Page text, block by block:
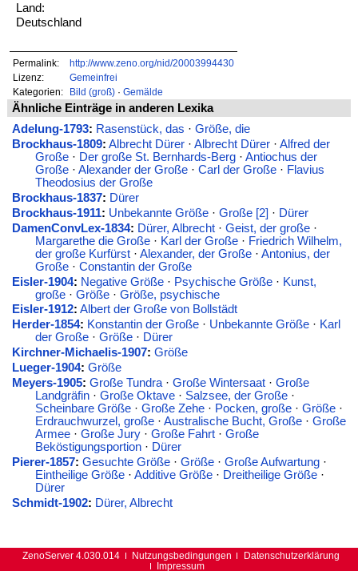
Land:
Deutschland
Permalink:
http://www.zeno.org/nid/20003994430
Lizenz:
Gemeinfrei
Kategorien:
Bild (groß)· Gemälde
Ähnliche Einträge in anderen Lexika
Adelung-1793: Rasenstück, das · Größe, die
Brockhaus-1809: Albrecht Dürer· Albrecht Dürer· Alfred der
Große· Der große St. Bernhards-Berg· Antiochus der
Große· Alexander der Große· Carl der Große· Flavius
Theodosius der Große
Brockhaus-1837: Dürer
Brockhaus-1911: Unbekannte Größe· Große [2] · Dürer
DamenConvLex-1834: Dürer, Albrecht· Geist, der große·
Margarethe die Große· Karl der Große· Friedrich Wilhelm,
der große Kurfürst· Alexander, der Große· Antonius, der
Große· Constantin der Große
Eisler-1904: Negative Größe· Psychische Größe· Kunst,
große· Größe· Größe, psychische
Eisler-1912: Albert der Große von Bollstädt
Herder-1854: Konstantin der Große· Unbekannte Größe· Karl
der Große· Größe· Dürer
Kirchner-Michaelis-1907: Größe
Lueger-1904: Größe
Meyers-1905: Große Tundra· Große Wintersaat· Große
Landgräfin· Große Oktave· Salzsee, der Große·
Scheinbare Größe· Große Zehe· Pocken, große· Größe·
Erdrauchwurzel, große· Australische Bucht, Große· Große
Armee· Große Jury· Große Fahrt· Große
Beköstigungsportion· Dürer
Pierer-1857: Gesuchte Größe· Größe· Große Aufwartung·
Eintheilige Größe· Additive Größe· Dreitheilige Größe·
Dürer
Schmidt-1902: Dürer, Albrecht
ZenoServer 4.030.014 Nutzungsbedingungen
Datenschutzerklärung
Impressum